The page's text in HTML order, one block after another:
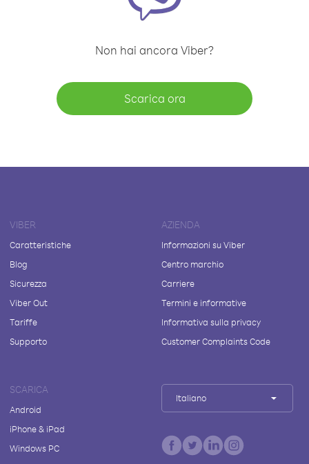
Non hai ancora Viber?
Scarica ora
VIBER
Caratteristiche
Blog
Sicurezza
Viber Out
Tariffe
Supporto
AZIENDA
Informazioni su Viber
Centro marchio
Carriere
Termini e informative
Informativa sulla privacy
Customer Complaints Code
SCARICA
Android
iPhone & iPad
Windows PC
Italiano